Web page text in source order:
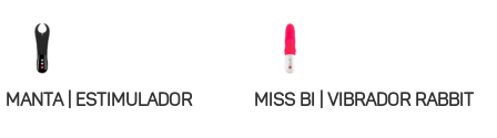
MANTA | ESTIMULADOR
MISS BI | VIBRADOR RABBIT